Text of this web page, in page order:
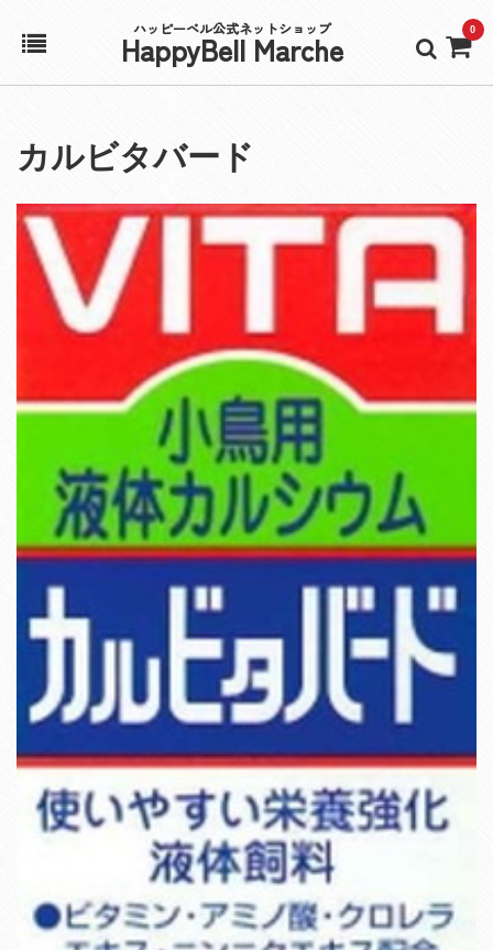
ハッピーベル公式ネットショップ
HappyBell Marche 0
アカウント
カート
カルビタバード